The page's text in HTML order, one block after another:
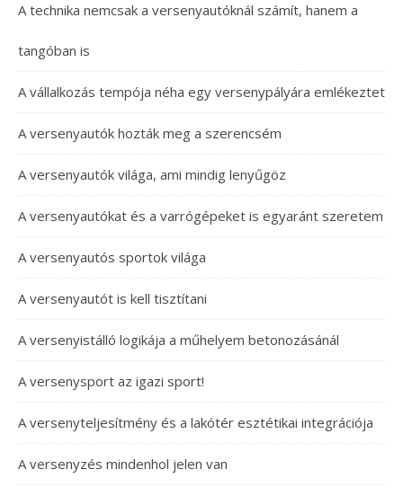
A technika nemcsak a versenyautóknál számít, hanem a
tangóban is
A vállalkozás tempója néha egy versenypályára emlékeztet
A versenyautók hozták meg a szerencsém
A versenyautók világa, ami mindig lenyűgöz
A versenyautókat és a varrógépeket is egyaránt szeretem
A versenyautós sportok világa
A versenyautót is kell tisztítani
A versenyistálló logikája a műhelyem betonozásánál
A versenysport az igazi sport!
A versenyteljesítmény és a lakótér esztétikai integrációja
A versenyzés mindenhol jelen van